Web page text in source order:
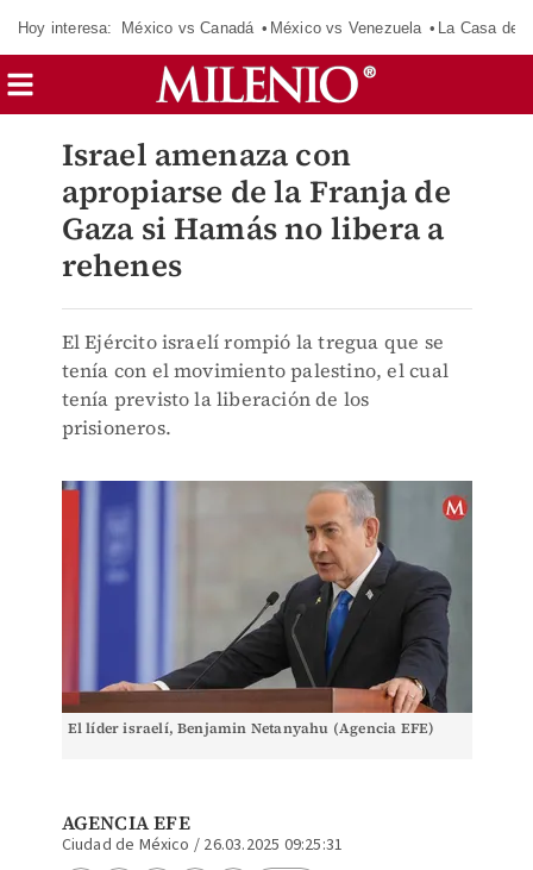
Hoy interesa: México vs Canadá México vs Venezuela La Casa de
Israel amenaza con
apropiarse de la Franja de
Gaza si Hamás no libera a
rehenes
El Ejército israelí rompió la tregua que se
tenía con el movimiento palestino, el cual
tenía previsto la liberación de los
prisioneros.
El líder israelí, Benjamin Netanyahu (Agencia EFE)
AGENCIA EFE
Ciudad de México / 26.03.2025 09:25:31